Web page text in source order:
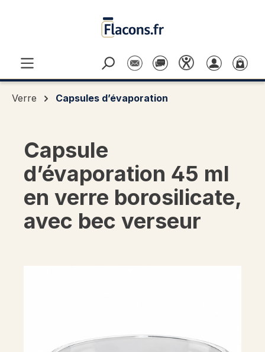
Verre Capsules d’évaporation
Capsule
d’évaporation 45 ml
en verre borosilicate,
avec bec verseur